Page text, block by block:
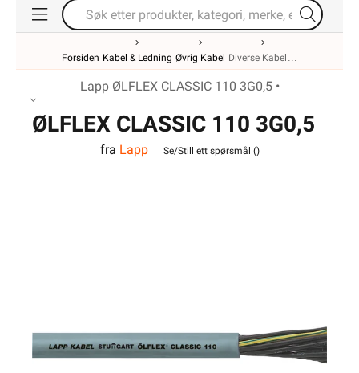
Forsiden Kabel & Ledning Øvrig Kabel Diverse Kabel
Lapp ØLFLEX CLASSIC 110 3G0,5 •
ØLFLEX CLASSIC 110 3G0,5
fra Lapp Se/Still ett spørsmål ()